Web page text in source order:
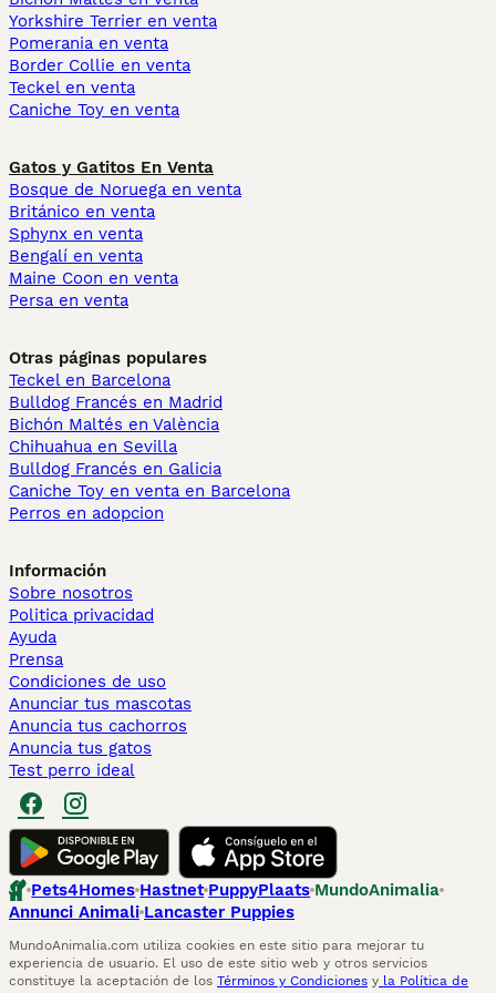
Yorkshire Terrier en venta
Pomerania en venta
Border Collie en venta
Teckel en venta
Caniche Toy en venta
Gatos y Gatitos En Venta
Bosque de Noruega en venta
Británico en venta
Sphynx en venta
Bengalí en venta
Maine Coon en venta
Persa en venta
Otras páginas populares
Teckel en Barcelona
Bulldog Francés en Madrid
Bichón Maltés en València
Chihuahua en Sevilla
Bulldog Francés en Galicia
Caniche Toy en venta en Barcelona
Perros en adopcion
Información
Sobre nosotros
Politica privacidad
Ayuda
Prensa
Condiciones de uso
Anunciar tus mascotas
Anuncia tus cachorros
Anuncia tus gatos
Test perro ideal
Pets4Homes Hastnet PuppyPlaats MundoAnimalia
Annunci Animali Lancaster Puppies
MundoAnimalia.com utiliza cookies en este sitio para mejorar tu
experiencia de usuario. El uso de este sitio web y otros servicios
constituye la aceptación de los Términos y Condiciones y la Política de